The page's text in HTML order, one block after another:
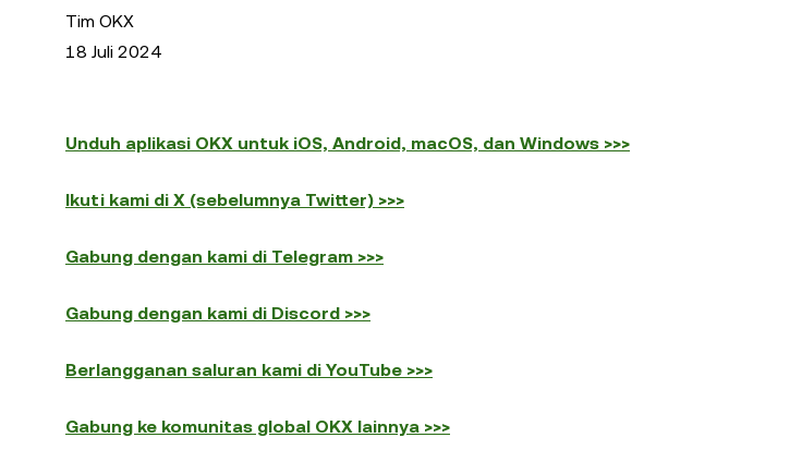
Tim OKX
18 Juli 2024
Unduh aplikasi OKX untuk iOS, Android, macOS, dan Windows >>>
Ikuti kami di X (sebelumnya Twitter) >>>
Gabung dengan kami di Telegram >>>
Gabung dengan kami di Discord >>>
Berlangganan saluran kami di YouTube >>>
Gabung ke komunitas global OKX lainnya >>>